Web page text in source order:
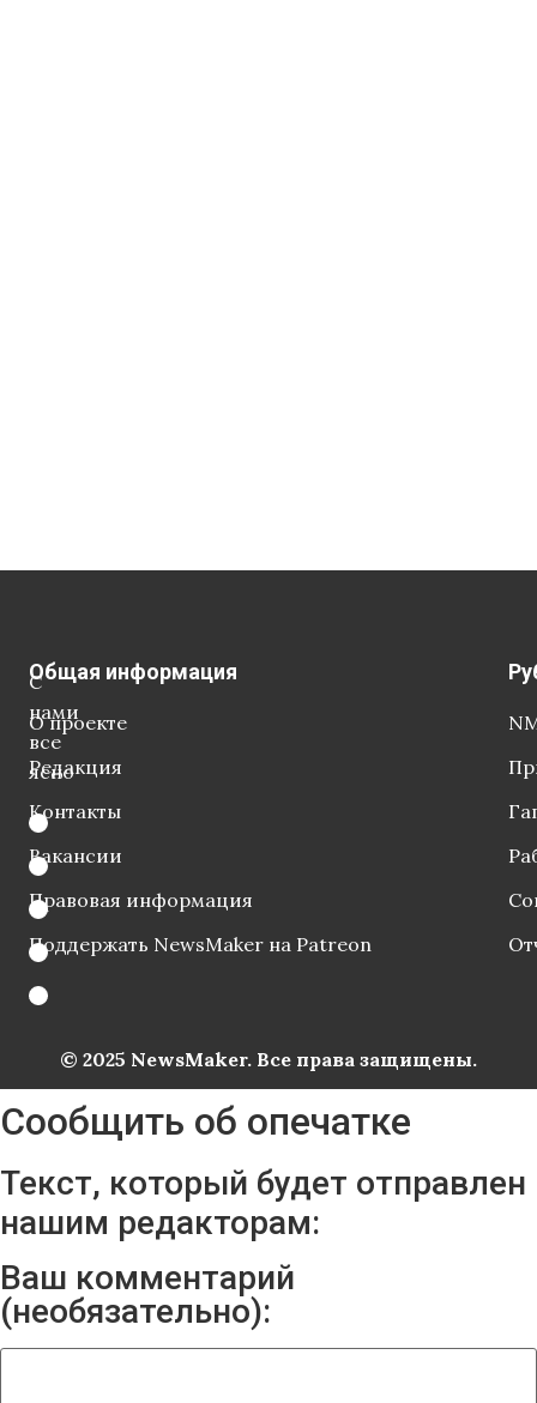
С
нами
все
ясно
Общая информация
О проекте
Редакция
Контакты
Вакансии
Правовая информация
Поддержать NewsMaker на Patreon
© 2025 NewsMaker. Все права защищены.
Сообщить об опечатке
Текст, который будет отправлен
нашим редакторам:
Ваш комментарий
(необязательно):